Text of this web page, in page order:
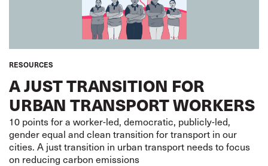
RESOURCES
A JUST TRANSITION FOR
URBAN TRANSPORT WORKERS
10 points for a worker-led, democratic, publicly-led,
gender equal and clean transition for transport in our
cities. A just transition in urban transport needs to focus
on reducing carbon emissions